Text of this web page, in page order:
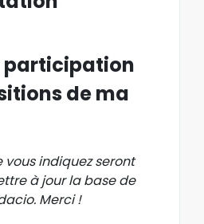
participation
de ma
vous indiquez seront
à jour la base de
Merci !